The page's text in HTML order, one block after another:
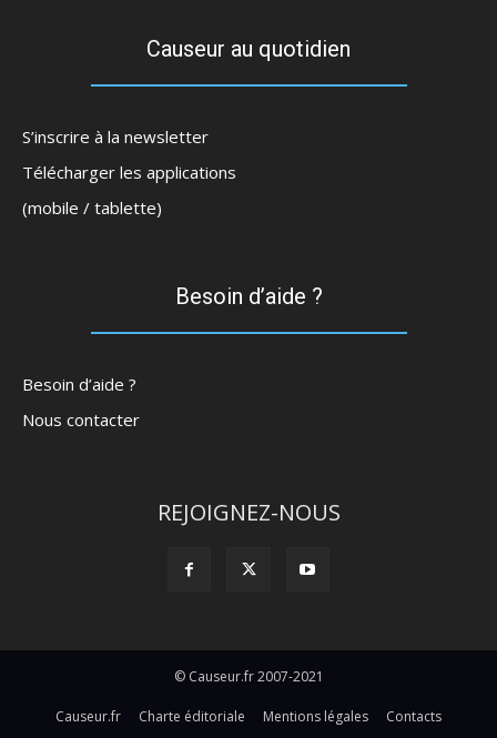
Causeur au quotidien
S’inscrire à la newsletter
Télécharger les applications
(mobile / tablette)
Besoin d’aide ?
Besoin d’aide ?
Nous contacter
REJOIGNEZ-NOUS
© Causeur.fr 2007-2021
Causeur.fr Charte éditoriale Mentions légales Contacts